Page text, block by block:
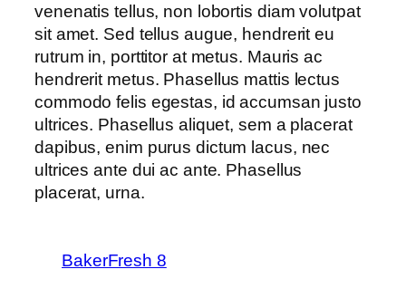
venenatis tellus, non lobortis diam volutpat
sit amet. Sed tellus augue, hendrerit eu
rutrum in, porttitor at metus. Mauris ac
hendrerit metus. Phasellus mattis lectus
commodo felis egestas, id accumsan justo
ultrices. Phasellus aliquet, sem a placerat
dapibus, enim purus dictum lacus, nec
ultrices ante dui ac ante. Phasellus
placerat, urna.
BakerFresh 8